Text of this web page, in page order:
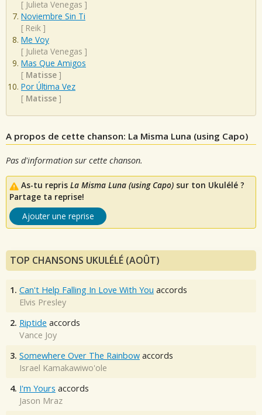
[ Julieta Venegas ]
Noviembre Sin Ti
[ Reik ]
Me Voy
[ Julieta Venegas ]
Mas Que Amigos
[ Matisse ]
Por Última Vez
[ Matisse ]
A propos de cette chanson: La Misma Luna (using Capo)
Pas d'information sur cette chanson.
As-tu repris La Misma Luna (using Capo) sur ton Ukulélé ?
Partage ta reprise!
Ajouter une reprise
TOP CHANSONS UKULÉLÉ (AOÛT)
1. Can't Help Falling In Love With You accords
Elvis Presley
2. Riptide accords
Vance Joy
3. Somewhere Over The Rainbow accords
Israel Kamakawiwo'ole
4. I'm Yours accords
Jason Mraz